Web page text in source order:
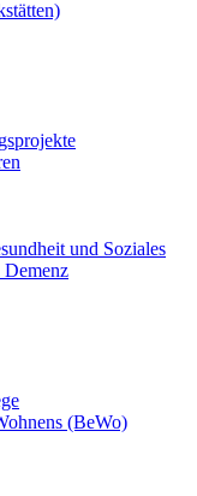
und Soziales
(BeWo)